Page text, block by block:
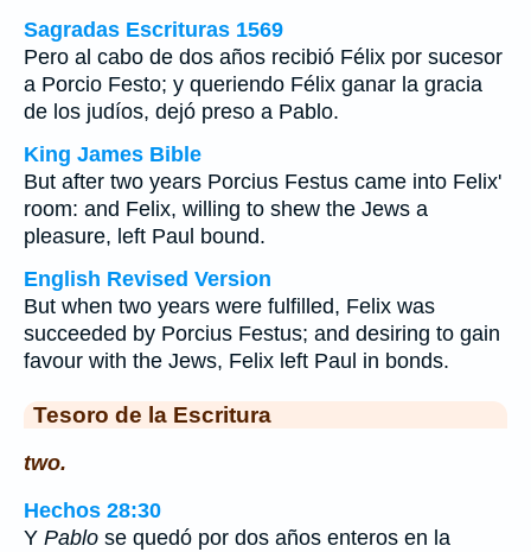
Sagradas Escrituras 1569
Pero al cabo de dos años recibió Félix por sucesor
a Porcio Festo; y queriendo Félix ganar la gracia
de los judíos, dejó preso a Pablo.
King James Bible
But after two years Porcius Festus came into Felix'
room: and Felix, willing to shew the Jews a
pleasure, left Paul bound.
English Revised Version
But when two years were fulfilled, Felix was
succeeded by Porcius Festus; and desiring to gain
favour with the Jews, Felix left Paul in bonds.
Tesoro de la Escritura
two.
Hechos 28:30
Y Pablo se quedó por dos años enteros en la